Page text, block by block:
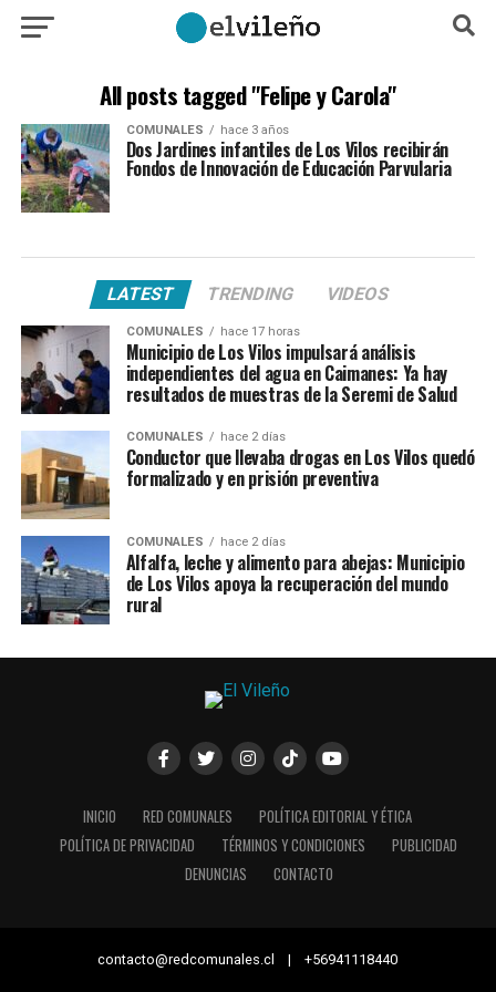
All posts tagged "Felipe y Carola"
COMUNALES hace 3 años
Dos Jardines infantiles de Los Vilos recibirán
Fondos de Innovación de Educación Parvularia
LATEST TRENDING VIDEOS
COMUNALES hace 17 horas
Municipio de Los Vilos impulsará análisis
independientes del agua en Caimanes: Ya hay
resultados de muestras de la Seremi de Salud
COMUNALES hace 2 días
Conductor que llevaba drogas en Los Vilos quedó
formalizado y en prisión preventiva
COMUNALES hace 2 días
Alfalfa, leche y alimento para abejas: Municipio
de Los Vilos apoya la recuperación del mundo
rural
INICIO RED COMUNALES
POLÍTICA EDITORIAL Y ÉTICA
POLÍTICA DE PRIVACIDAD
TÉRMINOS Y CONDICIONES
PUBLICIDAD
DENUNCIAS
CONTACTO
contacto@redcomunales.cl | +56941118440